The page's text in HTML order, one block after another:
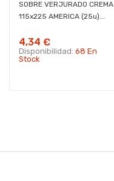
SOBRE VERJURADO CREMA
115x225 AMERICA (25u)...
4,34 €
Disponibilidad: 68 En
Stock